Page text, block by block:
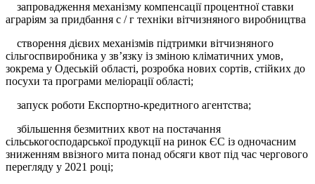
запровадження механізму компенсації процентної ставки
аграріям за придбання с / г техніки вітчизняного виробництва
створення дієвих механізмів підтримки вітчизняного
сільгоспвиробника у зв’язку із зміною кліматичних умов,
зокрема у Одеській області, розробка нових сортів, стійких до
посухи та програми меліорації області;
запуск роботи Експортно-кредитного агентства;
збільшення безмитних квот на постачання
сільськогосподарської продукції на ринок ЄС із одночасним
зниженням ввізного мита понад обсяги квот під час чергового
перегляду у 2021 році;